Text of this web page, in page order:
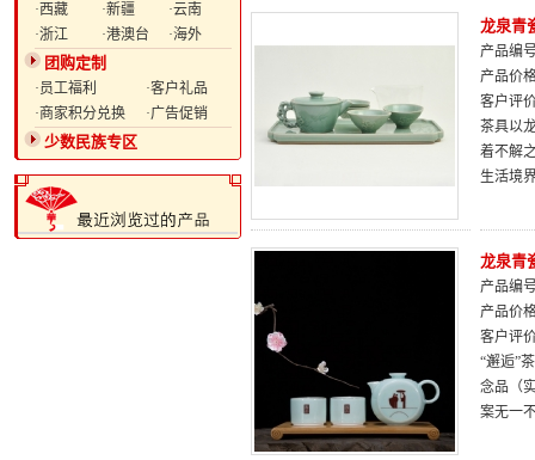
·西藏
·新疆
·云南
·浙江
·港澳台 ·海外
团购定制
·员工福利
·客户礼品
·商家积分兑换
·广告促销
少数民族专区
龙泉青
产品编
产品价
客户评
茶具以
着不解
生活境
龙泉青
产品编
产品价
客户评
“邂逅”
念品（
案无一